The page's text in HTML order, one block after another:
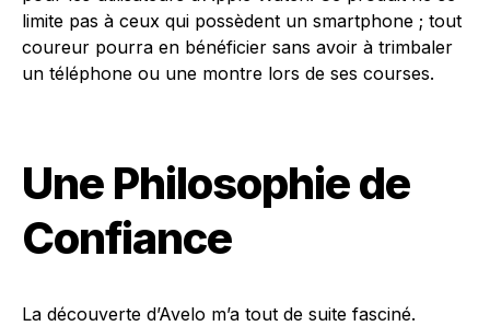
limite pas à ceux qui possèdent un smartphone ; tout
coureur pourra en bénéficier sans avoir à trimbaler
un téléphone ou une montre lors de ses courses.
Une Philosophie de
Confiance
La découverte d’Avelo m’a tout de suite fasciné.